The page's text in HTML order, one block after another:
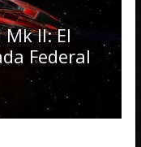
II: El
Federal